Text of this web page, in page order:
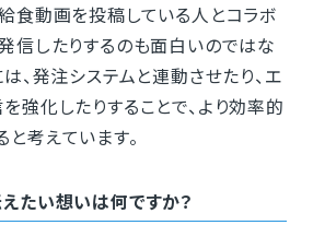
食動画を投稿している人とコラボ
信したりするのも面白いのではな
は、発注システムと連動させたり、エ
強化したりすることで、より効率的
考えています。
たい想いは何ですか？